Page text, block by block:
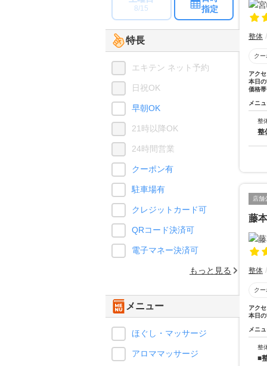
整体
ク
アク
本日
価格帯
メニ
整
整
店舗
藤
整体
ク
アク
本日
メニ
整
■
8/15
指定
特長
エキテン ネット予約
日祝OK
早朝OK
21時以降OK
24時間営業
クーポン有
駐車場有
クレジットカード可
QRコード決済可
電子マネー決済可
もっと見る
メニュー
ほぐし・マッサージ
アロママッサージ